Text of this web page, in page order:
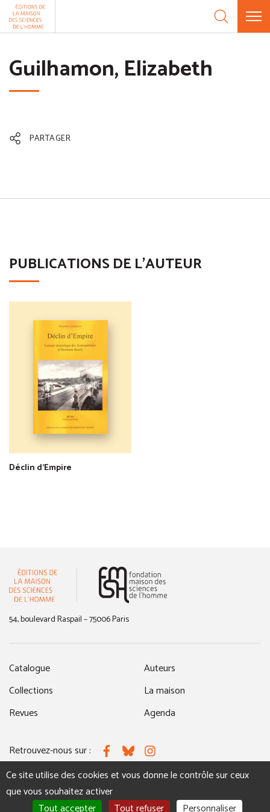
Aller au contenu
Guilhamon, Elizabeth
PARTAGER
PUBLICATIONS DE L'AUTEUR
Déclin d'Empire
54, boulevard Raspail – 75006 Paris
Catalogue
Collections
Revues
Auteurs
La maison
Agenda
Retrouvez-nous sur : FacebookBlueskyInstagram
MENTIONS LÉGALES NOUS CONTACTER
Panneau de gestion des cookies
Ce site utilise des cookies et vous donne le contrôle sur ceux
que vous souhaitez activer
Tout accepter
Tout refuser Personnaliser